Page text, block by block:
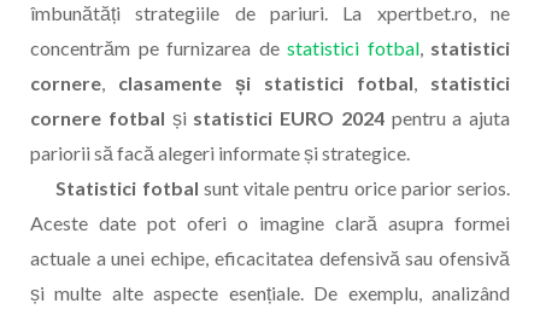
îmbunătăți strategiile de pariuri. La xpertbet.ro, ne
concentrăm pe furnizarea de statistici fotbal, statistici
cornere, clasamente și statistici fotbal, statistici
cornere fotbal și statistici EURO 2024pentru a ajuta
pariorii să facă alegeri informate și strategice.
Statistici fotbal sunt vitale pentru orice parior serios.
Aceste date pot oferi o imagine clară asupra formei
actuale a unei echipe, eficacitatea defensivă sau ofensivă
și multe alte aspecte esențiale. De exemplu, analizând